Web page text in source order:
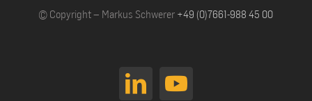
© Copyright – Markus Schwerer +49 (0)7661-988 45 00
LinkedInYouTube